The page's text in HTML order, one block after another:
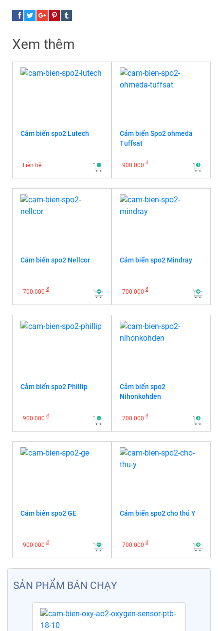
Xem thêm
Cảm biến spo2 Lutech
Liên hệ
Cảm biến Spo2 ohmeda
Tuffsat
900.000 đ
Cảm biến spo2 Nellcor
700.000 đ
Cảm biến spo2 Mindray
700.000 đ
Cảm biến spo2 Phillip
900.000 đ
Cảm biến spo2
Nihonkohden
700.000 đ
Cảm biến spo2 GE
900.000 đ
Cảm biến spo2 cho thú Y
700.000 đ
SẢN PHẨM BÁN CHẠY